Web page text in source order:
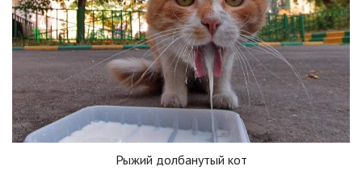
Рыжий долбанутый кот